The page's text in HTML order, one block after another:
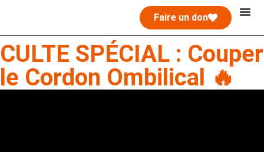
Faire un don
CULTE SPÉCIAL : Couper
le Cordon Ombilical 🔥